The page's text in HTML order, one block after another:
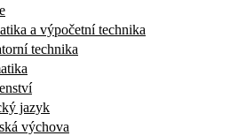
a výpočetní technika
technika
jazyk
výchova